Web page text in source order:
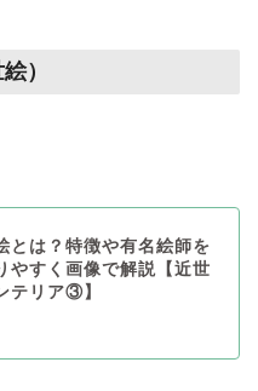
）
とは？特徴や有名絵師を
やすく画像で解説【近世
テリア③】